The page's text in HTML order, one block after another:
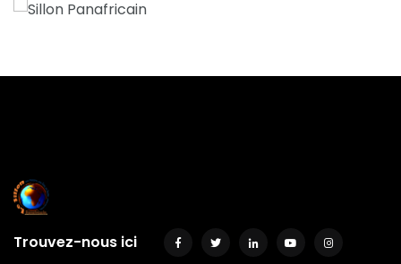
Trouvez-nous ici